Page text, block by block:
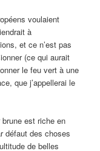
voulaient
à
et ce n’est pas
(ce qui aurait
le feu vert à une
que j’appellerai le
est riche en
défaut des choses
de belles